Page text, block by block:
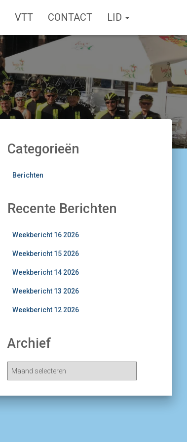
VTT CONTACT LID
Categorieën
Berichten
Recente Berichten
Weekbericht 16 2026
Weekbericht 15 2026
Weekbericht 14 2026
Weekbericht 13 2026
Weekbericht 12 2026
Archief
h